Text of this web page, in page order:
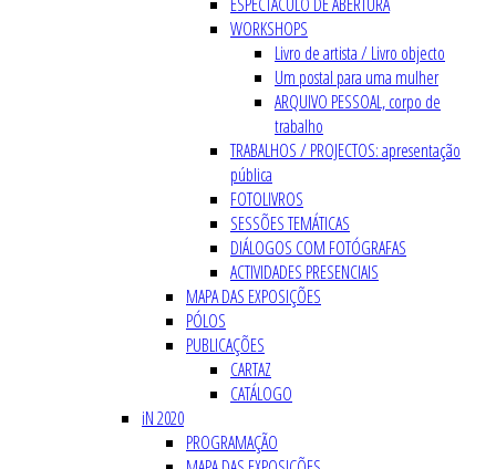
ESPECTÁCULO DE ABERTURA
WORKSHOPS
Livro de artista / Livro objecto
Um postal para uma mulher
ARQUIVO PESSOAL, corpo de
trabalho
TRABALHOS / PROJECTOS: apresentação
pública
FOTOLIVROS
SESSÕES TEMÁTICAS
DIÁLOGOS COM FOTÓGRAFAS
ACTIVIDADES PRESENCIAIS
MAPA DAS EXPOSIÇÕES
PÓLOS
PUBLICAÇÕES
CARTAZ
CATÁLOGO
iN 2020
PROGRAMAÇÃO